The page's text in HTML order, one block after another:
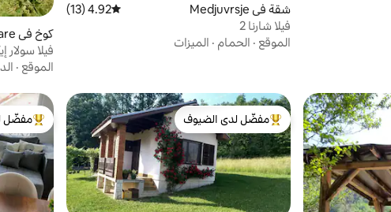
شقة في Medjuvrsje متوسط التقييم 4.92 من 5، 13 مراجعات
4.92 (13)
فيلا شارنا 2
الموقع · الحمام · الميزات
كوخ في Divčibare
فيلا سولار
الموقع ·
من أبرز البيوت المفضّلة لدى الضيوف
مفضّل لدى الضيوف
من أبرز
مفضّل